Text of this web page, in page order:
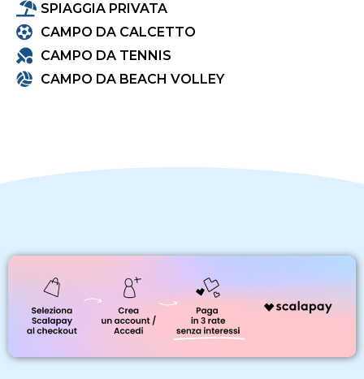
SPIAGGIA PRIVATA
CAMPO DA CALCETTO
CAMPO DA TENNIS
CAMPO DA BEACH VOLLEY